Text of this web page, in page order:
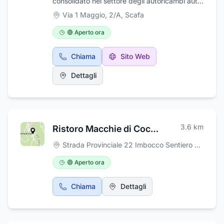
con una lunga esperienza maturata nel corso
degli anni. L’azienda ha costruito la propria
reputazione offrendo non solo ricambi di
qualità per ogni tipo di veicolo, ma anche una
gamma completa di servizi pensati per
supportare al meglio officine meccaniche,
professionisti del settore e
automobilisti.AutoPiù si distingue per la sua
fornitura di ricambi auto originali e compatibili
selezionate per garantire prestazioni elevate,
affidabilità e sicurezza. A ciò si affianca un
servizio di assistenza tecnica altamente
qualificato, in grado di rispondere
rapidamente alle esigenze del cliente, con
soluzioni su misura e interventi tempestivi.Uno
dei fiori all’occhiello dell’azienda è
professionale, pensati per aggiornare
Via 1 Maggio, 2/A, Scafa
🟢 Aperto ora
Chiama Sito Web
Dettagli
Ristoro Macchie di Coco-Roccamorice Pe 3.6 km
Strada Provinciale 22 Imbocco Sentiero Eremo San Bartolomeo, Snc, snc
🟢 Aperto ora
Chiama Dettagli